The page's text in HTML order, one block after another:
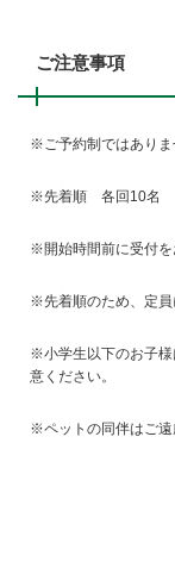
ご注意事項
※ご予約制ではありま
※先着順 各回10名
※開始時間前に受付を
※先着順のため、定員
※小学生以下のお子様
意ください。
※ペットの同伴はご遠